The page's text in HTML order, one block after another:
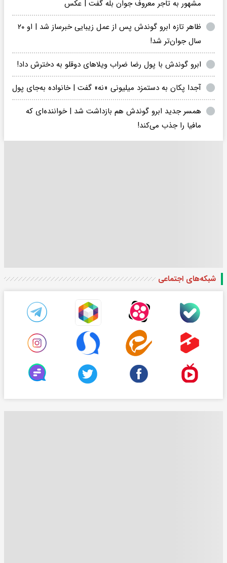
مشهور به تاجر معروف جوان بله گفت | عکس
ظاهر تازه ابرو گوندش پس از عمل زیبایی خبرساز شد | او ۲۰
سال جوان‌تر شد!
ابرو گوندش با پول رضا ضراب ویلاهای دوقلو به دخترش داد!
آجدا پکان به دستمزد میلیونی «نه» گفت | خانواده به‌جای پول
همسر جدید ابرو گوندش هم بازداشت شد | خواننده‌ای که
مافیا را جذب می‌کند!
شبکه‌های اجتماعی